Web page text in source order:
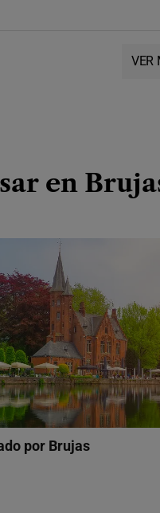
VER
en
por Brujas